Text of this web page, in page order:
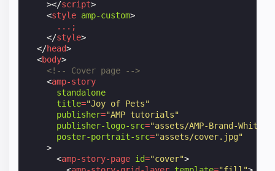
></script>
<style amp-custom>
...;
</style>
</head>
<body>
<!-- Cover page -->
<amp-story
standalone
title="Joy of Pets"
publisher="AMP tutorials"
publisher-logo-src="assets/AMP-Brand-White-
poster-portrait-src="assets/cover.jpg"
>
<amp-story-page id="cover">